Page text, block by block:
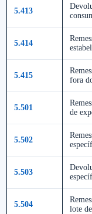
5.413
5.414
5.415
fora
5.501
de
5.502
5.503
5.504
lote